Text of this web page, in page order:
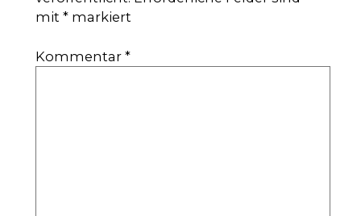
mit *markiert
Kommentar *